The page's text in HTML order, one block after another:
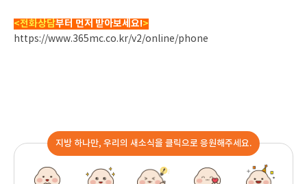
<전화상담부터 먼저 받아보세요!>
https://www.365mc.co.kr/v2/online/phone
지방 하나만, 우리의 새소식을 클릭으로 응원해주세요.